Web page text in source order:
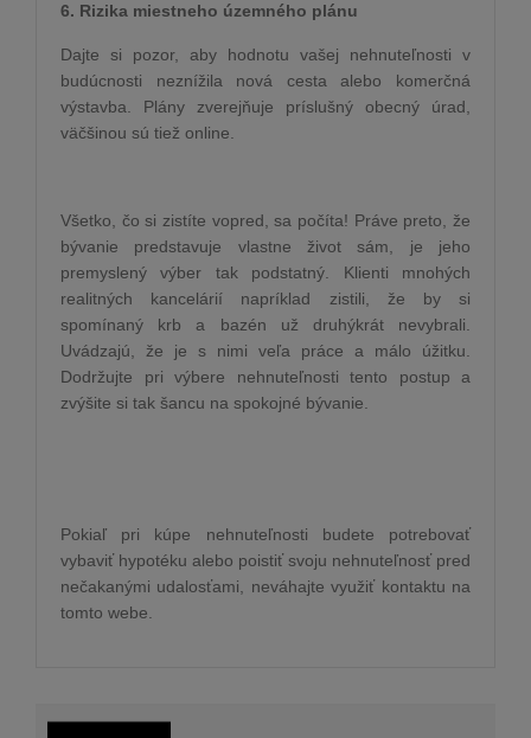
6. Rizika miestneho územného plánu
Dajte si pozor, aby hodnotu vašej nehnuteľnosti v
budúcnosti neznížila nová cesta alebo komerčná
výstavba. Plány zverejňuje príslušný obecný úrad,
väčšinou sú tiež online.
Všetko, čo si zistíte vopred, sa počíta! Práve preto, že
bývanie predstavuje vlastne život sám, je jeho
premyslený výber tak podstatný. Klienti mnohých
realitných kancelárií napríklad zistili, že by si
spomínaný krb a bazén už druhýkrát nevybrali.
Uvádzajú, že je s nimi veľa práce a málo úžitku.
Dodržujte pri výbere nehnuteľnosti tento postup a
zvýšite si tak šancu na spokojné bývanie.
Pokiaľ pri kúpe nehnuteľnosti budete potrebovať
vybaviť hypotéku alebo poistiť svoju nehnuteľnosť pred
nečakanými udalosťami, neváhajte využiť kontaktu na
tomto webe.